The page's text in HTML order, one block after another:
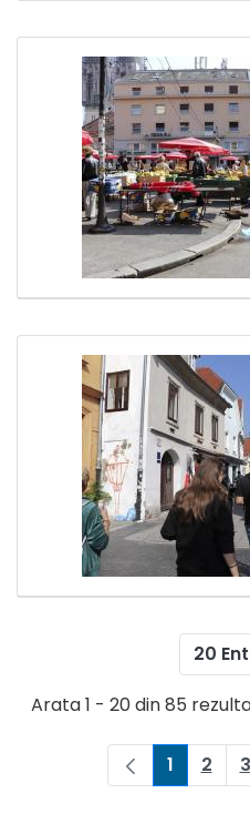
20
Arata 1 - 20 din 85
Pagina
1 2 3